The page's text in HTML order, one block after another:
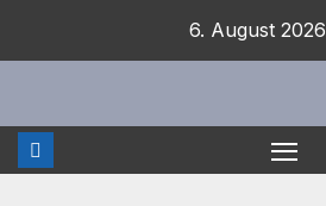
6. August 2026